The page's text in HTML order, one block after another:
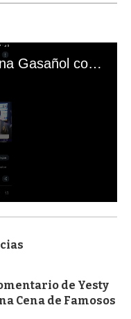
El mal momento de Yanina Gasañol con un hincha argentino en "Subrayado"
de Yesty
Cena de Famosos